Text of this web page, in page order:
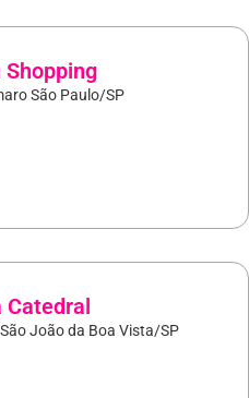
São Paulo/SP
Catedral
João da Boa Vista/SP